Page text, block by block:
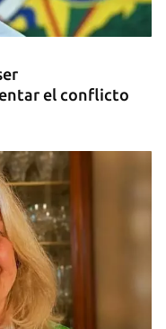
fotovoltaicos
el conflicto